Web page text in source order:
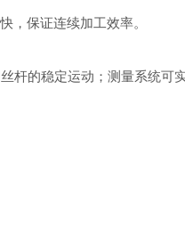
保证连续加工效率。
的稳定运动；测量系统可